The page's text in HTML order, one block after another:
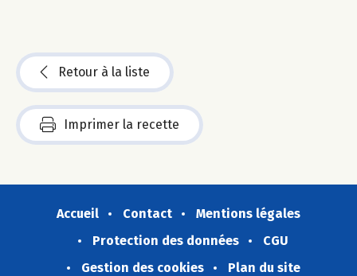
Retour à la liste
Imprimer la recette
Accueil Contact
Mentions légales
Protection des données
CGU
Gestion des cookies
Plan du site